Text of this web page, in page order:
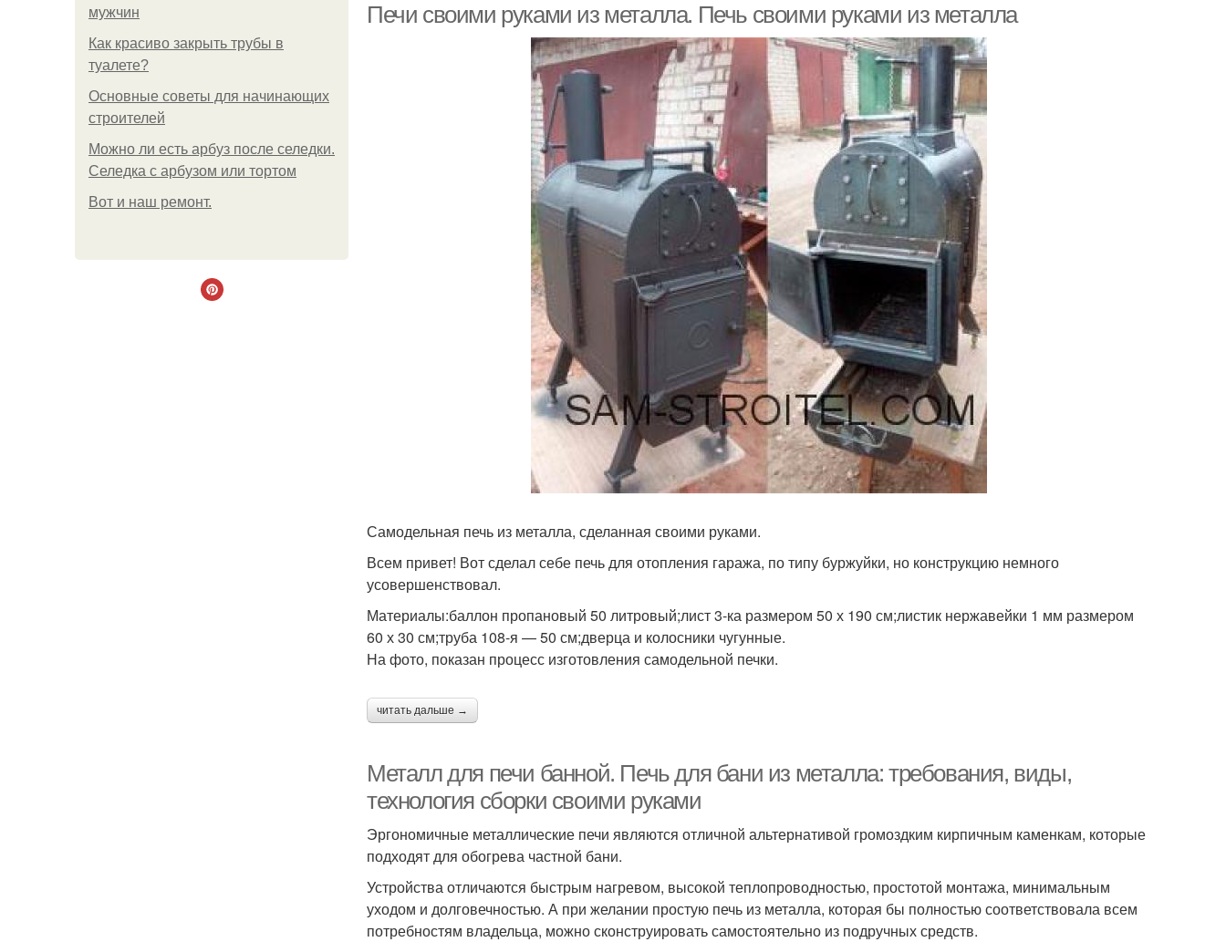
мужчин
Как красиво закрыть трубы в
туалете?
Основные советы для начинающих
строителей
Можно ли есть арбуз после селедки.
Селедка с арбузом или тортом
Boт и наш ремoнт.
Печи своими руками из металла. Печь своими руками из металла
Самодельная печь из металла, сделанная своими руками.
Всем привет! Вот сделал себе печь для отопления гаража, по типу буржуйки, но конструкцию немного
усовершенствовал.
Материалы:баллон пропановый 50 литровый;лист 3-ка размером 50 х 190 см;листик нержавейки 1 мм размером
60 х 30 см;труба 108-я — 50 см;дверца и колосники чугунные.
На фото, показан процесс изготовления самодельной печки.
читать дальше →
Металл для печи банной. Печь для бани из металла: требования, виды,
технология сборки своими руками
Эргономичные металлические печи являются отличной альтернативой громоздким кирпичным каменкам, которые
подходят для обогрева частной бани.
Устройства отличаются быстрым нагревом, высокой теплопроводностью, простотой монтажа, минимальным
уходом и долговечностью. А при желании простую печь из металла, которая бы полностью соответствовала всем
потребностям владельца, можно сконструировать самостоятельно из подручных средств.